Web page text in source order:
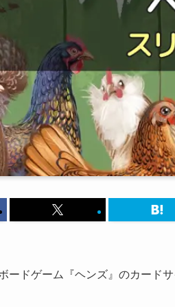
ードゲーム『ヘンズ』のカード